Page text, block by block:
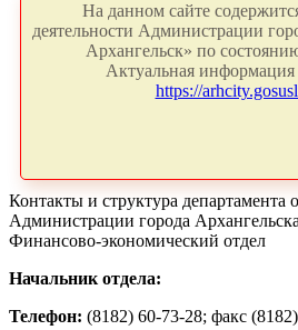
На данном сайте
деятельности Администрации
Архангельск» по
Актуальная информация
https://
Контакты и структура департамента
Администрации города Архангельска
Финансово-экономический отдел
Начальник отдела:
Телефон: (8182) 60-73-28; факс